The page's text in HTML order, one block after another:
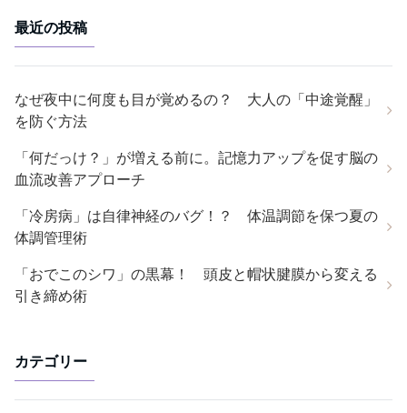
最近の投稿
なぜ夜中に何度も目が覚めるの？ 大人の「中途覚醒」
を防ぐ方法
「何だっけ？」が増える前に。記憶力アップを促す脳の
血流改善アプローチ
「冷房病」は自律神経のバグ！？ 体温調節を保つ夏の
体調管理術
「おでこのシワ」の黒幕！ 頭皮と帽状腱膜から変える
引き締め術
カテゴリー